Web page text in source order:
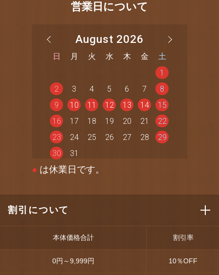
営業日について
August 2026
日 月 火 水 木 金
土
1
2
3 4 5 6 7
8
9
10 11 12 13 14
15
16
17 18 19 20 21
22
23
24 25 26 27 28
29
30
31
● は休業日です。
割引について
本体価格合計 割引率
0円～9,999円 10％OFF